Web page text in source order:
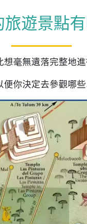
遊景點有
毫無遺落完整地進
你決定去參觀哪些